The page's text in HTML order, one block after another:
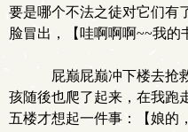
要是哪个不法之徒对它们有
脸冒出，【哇啊啊啊~~我的
屁巅屁巅冲下楼去抢
孩随後也爬了起来，在我跑
五楼才想起一件事：【娘的